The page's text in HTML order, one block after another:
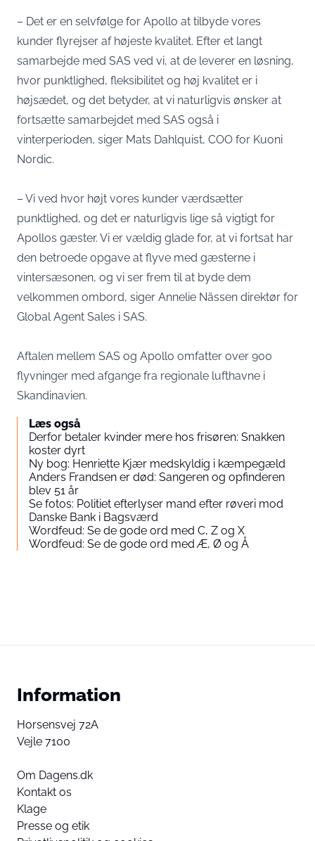
– Det er en selvfølge for Apollo at tilbyde vores
kunder flyrejser af højeste kvalitet. Efter et langt
samarbejde med SAS ved vi, at de leverer en løsning,
hvor punktlighed, fleksibilitet og høj kvalitet er i
højsædet, og det betyder, at vi naturligvis ønsker at
fortsætte samarbejdet med SAS også i
vinterperioden, siger Mats Dahlquist, COO for Kuoni
Nordic.
– Vi ved hvor højt vores kunder værdsætter
punktlighed, og det er naturligvis lige så vigtigt for
Apollos gæster. Vi er vældig glade for, at vi fortsat har
den betroede opgave at flyve med gæsterne i
vintersæsonen, og vi ser frem til at byde dem
velkommen ombord, siger Annelie Nässen direktør for
Global Agent Sales i SAS.
Aftalen mellem SAS og Apollo omfatter over 900
flyvninger med afgange fra regionale lufthavne i
Skandinavien.
Læs også
Derfor betaler kvinder mere hos frisøren: Snakken
koster dyrt
Ny bog: Henriette Kjær medskyldig i kæmpegæld
Anders Frandsen er død: Sangeren og opfinderen
blev 51 år
Se fotos: Politiet efterlyser mand efter røveri mod
Danske Bank i Bagsværd
Wordfeud: Se de gode ord med C, Z og X
Wordfeud: Se de gode ord med Æ, Ø og Å
Information
Horsensvej 72A
Vejle 7100
Om Dagens.dk
Kontakt os
Klage
Presse og etik